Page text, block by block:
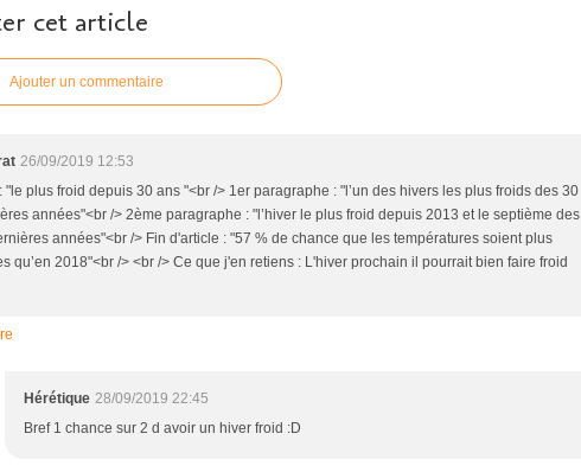
cet article
Ajouter un commentaire
26/09/2019 12:53
"le plus froid depuis 30 ans "<br /> 1er paragraphe : "l’un des hivers les plus froids des 30
années"<br /> 2ème paragraphe : "l’hiver le plus froid depuis 2013 et le septième des
années"<br /> Fin d'article : "57 % de chance que les températures soient plus
qu’en 2018"<br /> <br /> Ce que j'en retiens : L'hiver prochain il pourrait bien faire froid
Hérétique 28/09/2019 22:45
Bref 1 chance sur 2 d avoir un hiver froid :D